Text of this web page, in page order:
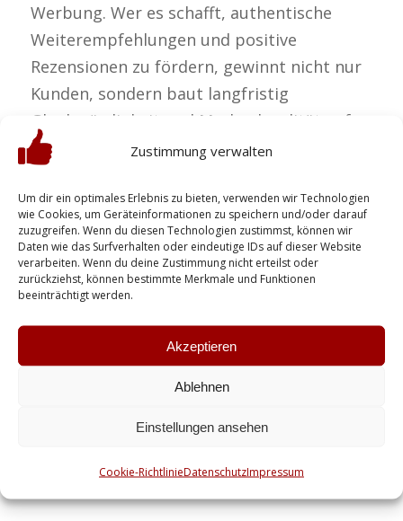
Zustimmung verwalten
Um dir ein optimales Erlebnis zu bieten, verwenden wir Technologien
wie Cookies, um Geräteinformationen zu speichern und/oder darauf
zuzugreifen. Wenn du diesen Technologien zustimmst, können wir
Daten wie das Surfverhalten oder eindeutige IDs auf dieser Website
verarbeiten. Wenn du deine Zustimmung nicht erteilst oder
zurückziehst, können bestimmte Merkmale und Funktionen
beeinträchtigt werden.
Akzeptieren
Ablehnen
Einstellungen ansehen
Cookie-RichtlinieDatenschutzImpressum
Werbung. Wer es schafft, authentische
Weiterempfehlungen und positive
Rezensionen zu fördern, gewinnt nicht nur
Kunden, sondern baut langfristig
Glaubwürdigkeit und Markenloyalität auf.
Empfehlungsmarketing
online – So baust du
Vertrauen auf und
gewinnst Neukunden durch
digitale Empfehlungen.
Empfehlungsmarketing im Internet
funktioniert heute über Social Media, E-
Mail-Kampagnen, Bewertungsplattformen